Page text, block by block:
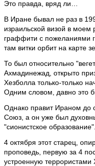
Это правда, вряд ли…
В Иране бывал не раз в
израильской визой в моем
граффити с пожеланиями
там витки орбит на карте
То был относительно
Ахмадинежад, открыто
Хезболла только-только
Одним словом, давно это
Однако правит Ираном до
Союз, а он уже был
"сионистское образование".
4 октября этот старец,
проповедь, первую за 4
устроенную